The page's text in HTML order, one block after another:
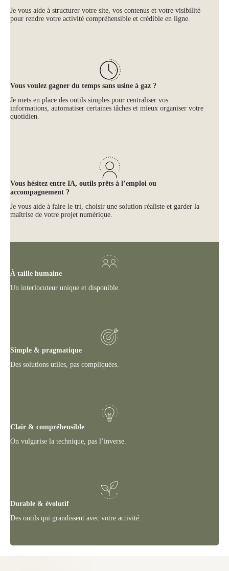
Je vous aide à structurer votre site, vos contenus et votre visibilité
pour rendre votre activité compréhensible et crédible en ligne.
Vous voulez gagner du temps sans usine à gaz ?
Je mets en place des outils simples pour centraliser vos
informations, automatiser certaines tâches et mieux organiser votre
quotidien.
Vous hésitez entre IA, outils prêts à l’emploi ou
accompagnement ?
Je vous aide à faire le tri, choisir une solution réaliste et garder la
maîtrise de votre projet numérique.
À taille humaine
Un interlocuteur unique et disponible.
Simple & pragmatique
Des solutions utiles, pas compliquées.
Clair & compréhensible
On vulgarise la technique, pas l’inverse.
Durable & évolutif
Des outils qui grandissent avec votre activité.